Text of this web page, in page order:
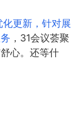
更新，针对展
，31会议荟聚
心。还等什